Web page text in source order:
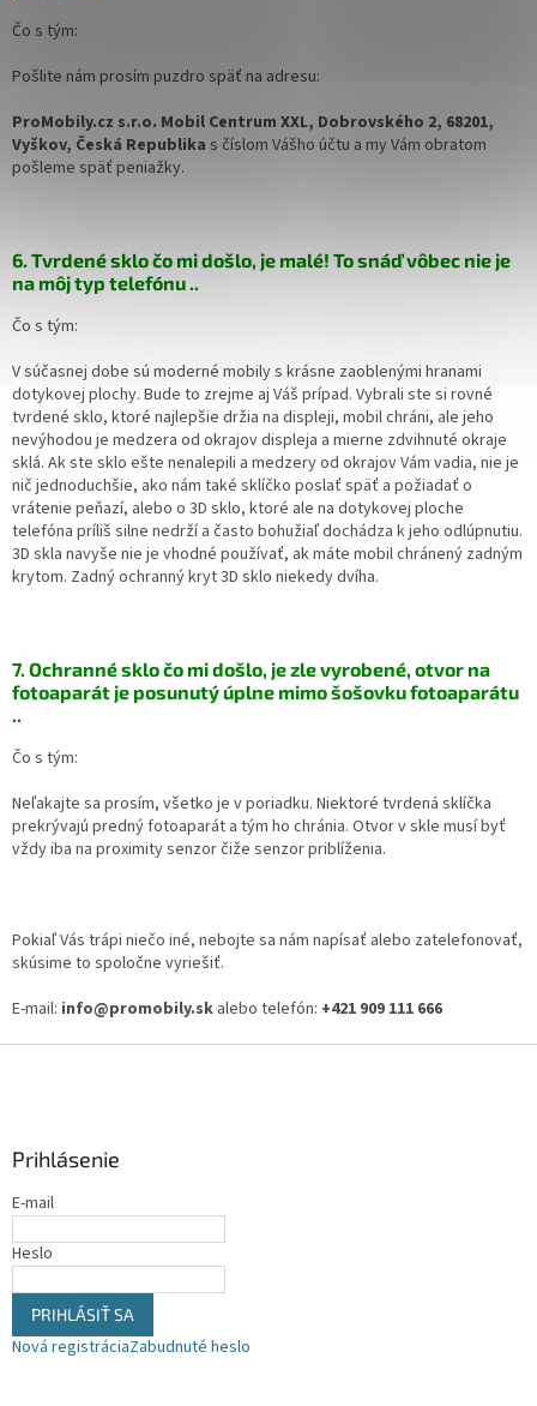
Čo s tým:
Pošlite nám prosím puzdro späť na adresu:
ProMobily.cz s.r.o. Mobil Centrum XXL, Dobrovského 2, 68201,
Vyškov, Česká Republika s číslom Vášho účtu a my Vám obratom
pošleme späť peniažky.
6. Tvrdené sklo čo mi došlo, je malé! To snáď vôbec nie je
na môj typ telefónu ..
Čo s tým:
V súčasnej dobe sú moderné mobily s krásne zaoblenými hranami
dotykovej plochy. Bude to zrejme aj Váš prípad. Vybrali ste si rovné
tvrdené sklo, ktoré najlepšie držia na displeji, mobil chráni, ale jeho
nevýhodou je medzera od okrajov displeja a mierne zdvihnuté okraje
sklá. Ak ste sklo ešte nenalepili a medzery od okrajov Vám vadia, nie je
nič jednoduchšie, ako nám také sklíčko poslať späť a požiadať o
vrátenie peňazí, alebo o 3D sklo, ktoré ale na dotykovej ploche
telefóna príliš silne nedrží a často bohužiaľ dochádza k jeho odlúpnutiu.
3D skla navyše nie je vhodné používať, ak máte mobil chránený zadným
krytom. Zadný ochranný kryt 3D sklo niekedy dvíha.
7. Ochranné sklo čo mi došlo, je zle vyrobené, otvor na
fotoaparát je posunutý úplne mimo šošovku fotoaparátu
..
Čo s tým:
Neľakajte sa prosím, všetko je v poriadku. Niektoré tvrdená sklíčka
prekrývajú predný fotoaparát a tým ho chránia. Otvor v skle musí byť
vždy iba na proximity senzor čiže senzor priblíženia.
Pokiaľ Vás trápi niečo iné, nebojte sa nám napísať alebo zatelefonovať,
skúsime to spoločne vyriešiť.
E-mail: info@promobily.sk alebo telefón: +421 909 111 666
Prihlásenie
E-mail
Heslo
PRIHLÁSIŤ SA
Nová registráciaZabudnuté heslo